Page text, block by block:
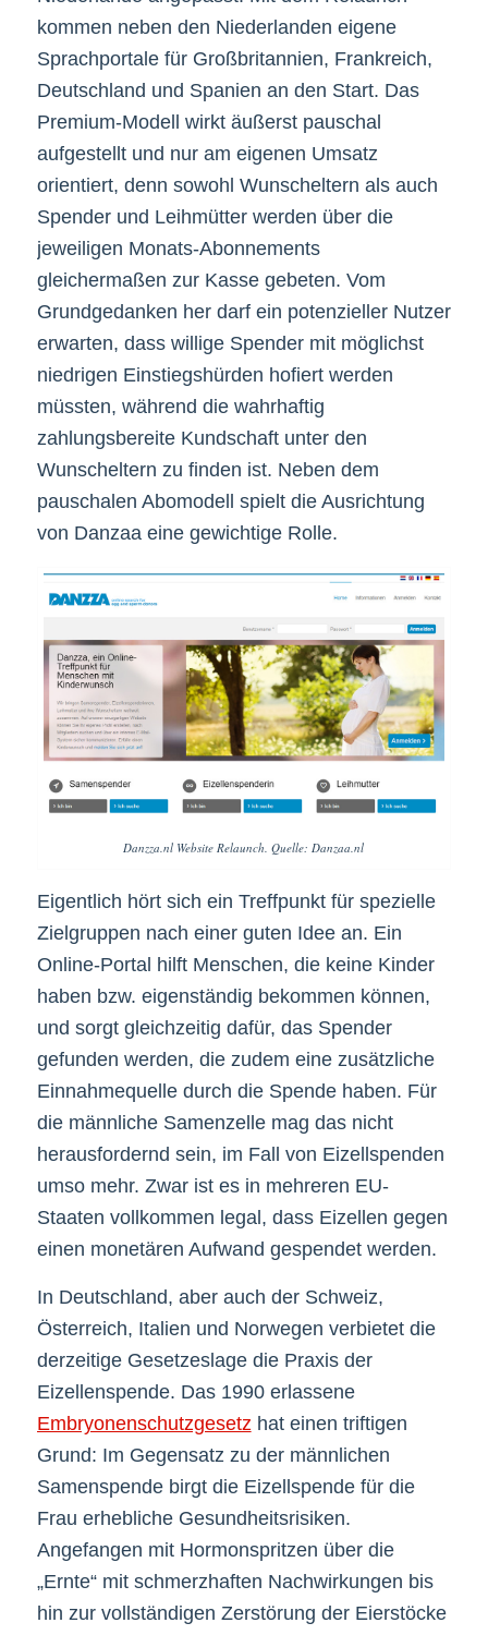
kommen neben den Niederlanden eigene
Sprachportale für Großbritannien, Frankreich,
Deutschland und Spanien an den Start. Das
Premium-Modell wirkt äußerst pauschal
aufgestellt und nur am eigenen Umsatz
orientiert, denn sowohl Wunscheltern als auch
Spender und Leihmütter werden über die
jeweiligen Monats-Abonnements
gleichermaßen zur Kasse gebeten. Vom
Grundgedanken her darf ein potenzieller Nutzer
erwarten, dass willige Spender mit möglichst
niedrigen Einstiegshürden hofiert werden
müssten, während die wahrhaftig
zahlungsbereite Kundschaft unter den
Wunscheltern zu finden ist. Neben dem
pauschalen Abomodell spielt die Ausrichtung
von Danzaa eine gewichtige Rolle.
Danzza.nl Website Relaunch. Quelle: Danzaa.nl
Eigentlich hört sich ein Treffpunkt für spezielle
Zielgruppen nach einer guten Idee an. Ein
Online-Portal hilft Menschen, die keine Kinder
haben bzw. eigenständig bekommen können,
und sorgt gleichzeitig dafür, das Spender
gefunden werden, die zudem eine zusätzliche
Einnahmequelle durch die Spende haben. Für
die männliche Samenzelle mag das nicht
herausfordernd sein, im Fall von Eizellspenden
umso mehr. Zwar ist es in mehreren EU-
Staaten vollkommen legal, dass Eizellen gegen
einen monetären Aufwand gespendet werden.
In Deutschland, aber auch der Schweiz,
Österreich, Italien und Norwegen verbietet die
derzeitige Gesetzeslage die Praxis der
Eizellenspende. Das 1990 erlassene
Embryonenschutzgesetzhat einen triftigen
Grund: Im Gegensatz zu der männlichen
Samenspende birgt die Eizellspende für die
Frau erhebliche Gesundheitsrisiken.
Angefangen mit Hormonspritzen über die
„Ernte“ mit schmerzhaften Nachwirkungen bis
hin zur vollständigen Zerstörung der Eierstöcke